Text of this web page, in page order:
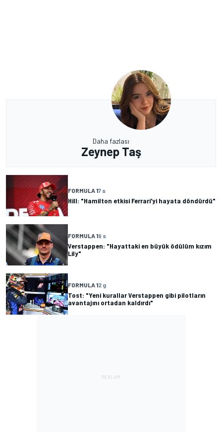
Daha fazlası
Zeynep Taş
FORMULA 17 s
Hill: "Hamilton etkisi Ferrari'yi hayata döndürdü"
FORMULA 19 s
Verstappen: "Hayattaki en büyük ödülüm kızım
Lily"
FORMULA 12 g
Tost: "Yeni kurallar Verstappen gibi pilotların
avantajını ortadan kaldırdı"